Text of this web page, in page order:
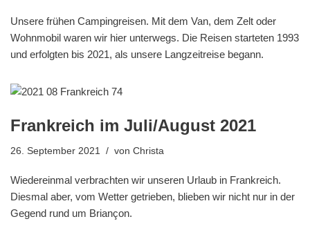
Unsere frühen Campingreisen. Mit dem Van, dem Zelt oder
Wohnmobil waren wir hier unterwegs. Die Reisen starteten 1993
und erfolgten bis 2021, als unsere Langzeitreise begann.
Frankreich im Juli/August 2021
26. September 2021 von Christa
Wiedereinmal verbrachten wir unseren Urlaub in Frankreich.
Diesmal aber, vom Wetter getrieben, blieben wir nicht nur in der
Gegend rund um Briançon.